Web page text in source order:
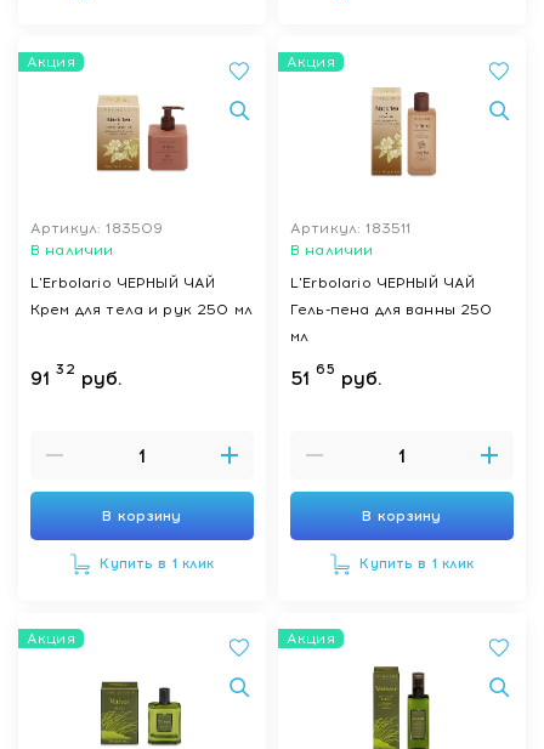
Акция
Артикул: 183509
В наличии
L'Erbolario ЧЕРНЫЙ ЧАЙ
Крем для тела и рук 250 мл
91 32 руб.
В корзину
Купить в 1 клик
Акция
Артикул: 183511
В наличии
L'Erbolario ЧЕРНЫЙ ЧАЙ
Гель-пена для ванны 250
мл
51 65 руб.
В корзину
Купить в 1 клик
Акция Акция